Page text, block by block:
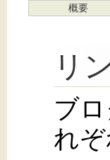
概要
リ
ブ
れ